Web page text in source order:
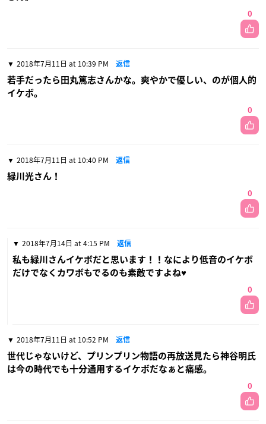
0
2018年7月11日 at 10:39 PM 返信
若手だったら田丸篤志さんかな。爽やかで優しい、のが個人的
イケボ。
0
2018年7月11日 at 10:40 PM 返信
緑川光さん！
0
2018年7月14日 at 4:15 PM 返信
私も緑川さんイケボだと思います！！なにより低音のイケボ
だけでなくカワボもでるのも素敵ですよね♥
0
2018年7月11日 at 10:52 PM 返信
世代じゃないけど、プリンプリン物語の再放送見たら神谷明氏
は今の時代でも十分通用するイケボだなぁと痛感。
0